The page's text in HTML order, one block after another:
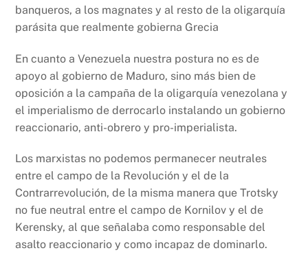
banqueros, a los magnates y al resto de la oligarquía
parásita que realmente gobierna Grecia
En cuanto a Venezuela nuestra postura no es de
apoyo al gobierno de Maduro, sino más bien de
oposición a la campaña de la oligarquía venezolana y
el imperialismo de derrocarlo instalando un gobierno
reaccionario, anti-obrero y pro-imperialista.
Los marxistas no podemos permanecer neutrales
entre el campo de la Revolución y el de la
Contrarrevolución, de la misma manera que Trotsky
no fue neutral entre el campo de Kornilov y el de
Kerensky, al que señalaba como responsable del
asalto reaccionario y como incapaz de dominarlo.